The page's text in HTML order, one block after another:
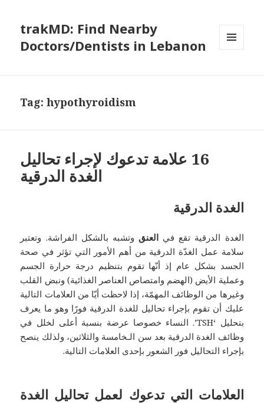
trakMD: Find Nearby
Doctors/Dentists in Lebanon
Tag:hypothyroidism
‏16 علامة تدعوك لإجراء تحاليل
الغدة الدرقية
الغدة الدرقية
الغدة الدرقية تقع في العنق وتشبه بالشكل الفراشة. وتعتبر
سلامة عمل الغدّة الدرقية من أهم الأمور التي تؤثر في صحة
الجسد بشكل عام إذ أنّها تقوم بتنظيم درجة حرارة الجسم
وعملية الأيض (الهضم وامتصاص العناصر الغذائية) ونبض القلب
وغيرها من الوظائف المهمّة، إذا لاحظت أيّا من العلامات التالية
عليك أن تقوم بإجراء تحاليل للغدة الدرقية فورًا وهو ما يعرف
بتحليل ‘TSH’. النساء خصوصا عرضة بنسبة أعلى لخلل في
وظائف الغدة الدرقية بعد سن الـخامسة والثلاثين، ولذلك ينصح
بإجراء التحاليل فور الشعور بإحدى العلامات التالية.
العلامات التي تدعوك لعمل تحاليل الغدة